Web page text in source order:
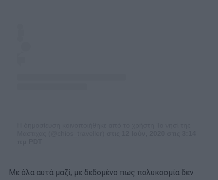
Με όλα αυτά μαζί, με δεδομένο πως πολυκοσμία δεν